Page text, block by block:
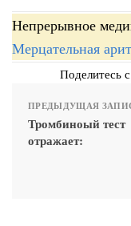
Непрерывное
Мерцательная
Поделитесь
ПРЕДЫДУЩАЯ
Тромбиноый тест
отражает: